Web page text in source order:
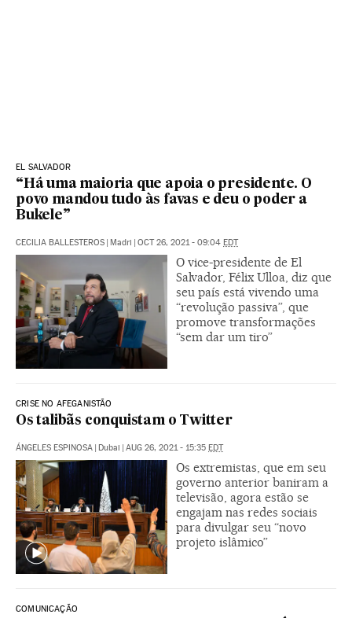
EL SALVADOR
“Há uma maioria que apoia o presidente. O
povo mandou tudo às favas e deu o poder a
Bukele”
CECILIA BALLESTEROS | Madri | OCT 26, 2021 - 09:04 EDT
O vice-presidente de El
Salvador, Félix Ulloa, diz que
seu país está vivendo uma
“revolução passiva”, que
promove transformações
“sem dar um tiro”
CRISE NO AFEGANISTÃO
Os talibãs conquistam o Twitter
ÁNGELES ESPINOSA | Dubai | AUG 26, 2021 - 15:35 EDT
Os extremistas, que em seu
governo anterior baniram a
televisão, agora estão se
engajam nas redes sociais
para divulgar seu “novo
projeto islâmico”
COMUNICAÇÃO